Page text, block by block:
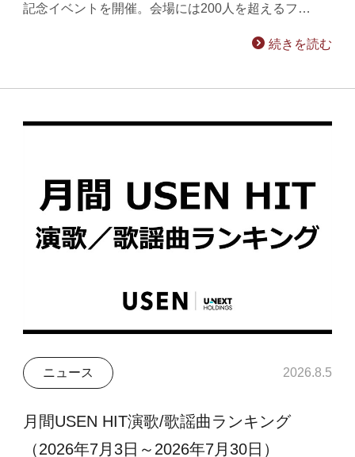
記念イベントを開催。会場には200人を超えるフ…
続きを読む
ニュース 2026.8.5
月間USEN HIT演歌/歌謡曲ランキング
（2026年7月3日～2026年7月30日）